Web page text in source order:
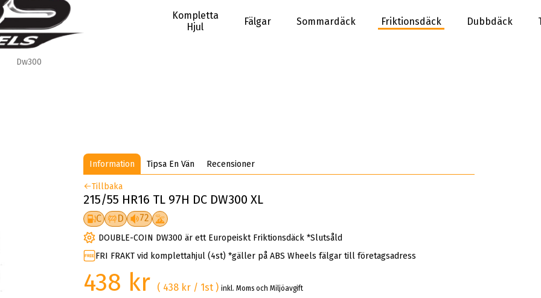
Kompletta
Hjul
Fälgar Sommardäck Friktionsdäck Dubbdäck
Dw300
Information Tipsa En Vän Recensioner
Tillbaka
215/55 HR16 TL 97H DC DW300 XL
C D 72
DOUBLE-COIN DW300 är ett Europeiskt Friktionsdäck *Slutsåld
FRI FRAKT vid komplettahjul (4st) *gäller på ABS Wheels fälgar till företagsadress
438 kr ( 438 kr / 1st )inkl. Moms och Miljöavgift